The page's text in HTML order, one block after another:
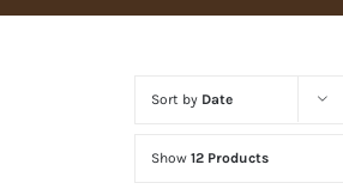
Sort by Date
Show 12 Products